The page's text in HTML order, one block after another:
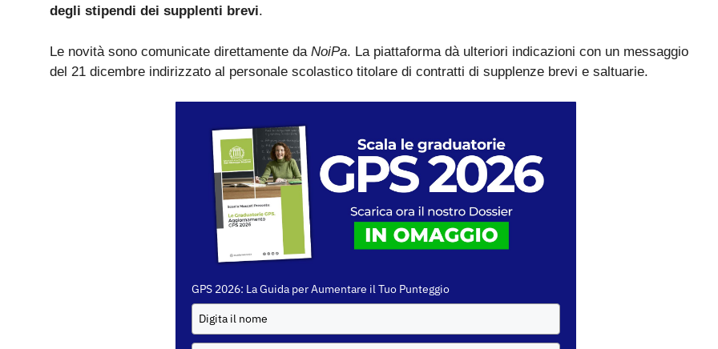
degli stipendi dei supplenti brevi.
Le novità sono comunicate direttamente da NoiPa. La piattaforma dà ulteriori indicazioni con un messaggio
del 21 dicembre indirizzato al personale scolastico titolare di contratti di supplenze brevi e saltuarie.
GPS 2026: La Guida per Aumentare il Tuo Punteggio